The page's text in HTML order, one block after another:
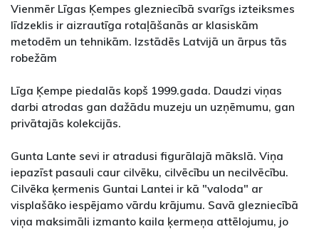
Vienmēr Līgas Ķempes glezniecībā svarīgs izteiksmes
līdzeklis ir aizrautīga rotaļāšanās ar klasiskām
metodēm un tehnikām. Izstādēs Latvijā un ārpus tās
robežām
Līga Ķempe piedalās kopš 1999.gada. Daudzi viņas
darbi atrodas gan dažādu muzeju un uzņēmumu, gan
privātajās kolekcijās.
Gunta Lante sevi ir atradusi figurālajā mākslā. Viņa
iepazīst pasauli caur cilvēku, cilvēcību un necilvēcību.
Cilvēka ķermenis Guntai Lantei ir kā "valoda" ar
visplašāko iespējamo vārdu krājumu. Savā glezniecībā
viņa maksimāli izmanto kaila ķermeņa attēlojumu, jo